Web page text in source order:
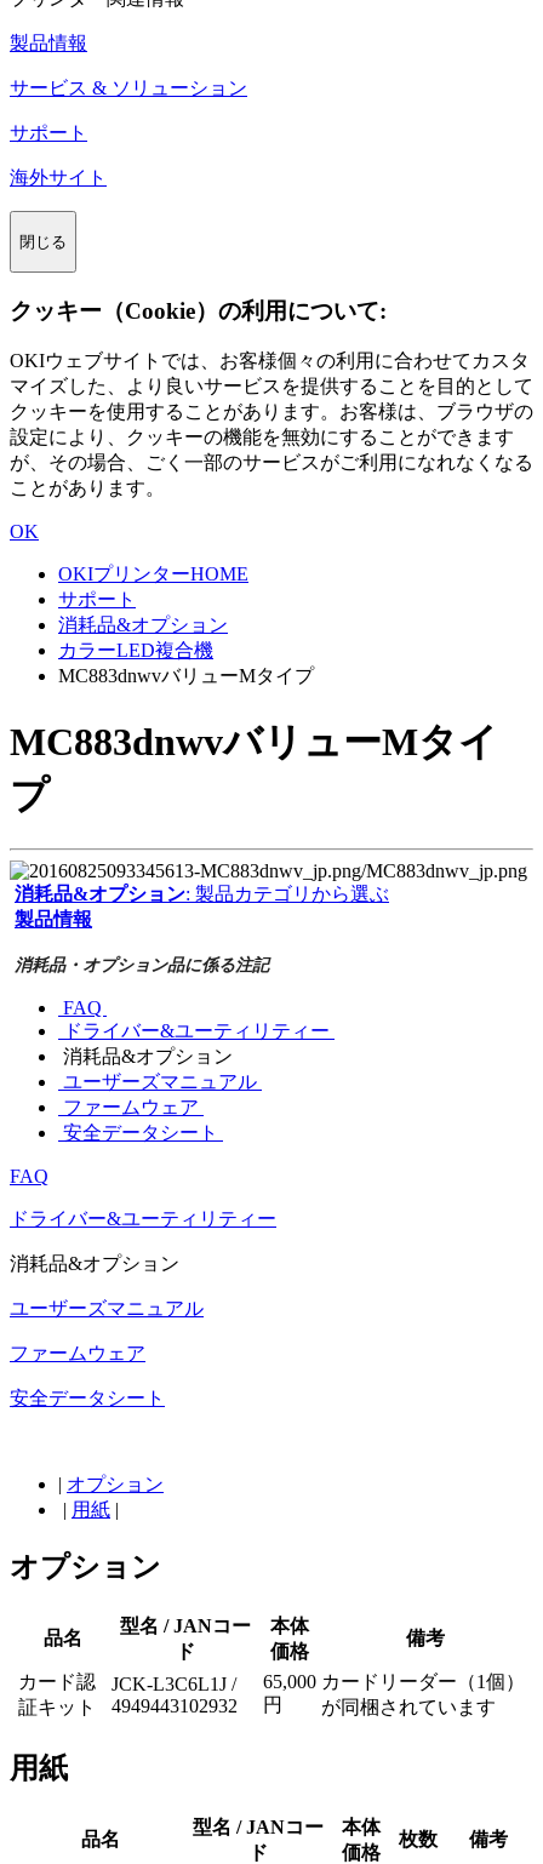
製品情報
サービス & ソリューション
サポート
海外サイト
閉じる
クッキー（Cookie）の利用について:
OKIウェブサイトでは、お客様個々の利用に合わせてカスタ
マイズした、より良いサービスを提供することを目的として
クッキーを使用することがあります。お客様は、ブラウザの
設定により、クッキーの機能を無効にすることができます
が、その場合、ごく一部のサービスがご利用になれなくなる
ことがあります。
OK
OKIプリンターHOME
サポート
消耗品&オプション
カラーLED複合機
MC883dnwvバリューMタイプ
MC883dnwvバリューMタイ
プ
消耗品&オプション: 製品カテゴリから選ぶ
製品情報
消耗品・オプション品に係る注記
FAQ
ドライバー&ユーティリティー
消耗品&オプション
ユーザーズマニュアル
ファームウェア
安全データシート
FAQ
ドライバー&ユーティリティー
消耗品&オプション
ユーザーズマニュアル
ファームウェア
安全データシート
| オプション
| 用紙 |
オプション
品名
型名 / JANコー
ド
本体
価格
備考
カード認
証キット
JCK-L3C6L1J /
4949443102932
65,000
円
カードリーダー（1個）
が同梱されています
用紙
品名
型名 / JANコー
ド
本体
価格
枚数 備考